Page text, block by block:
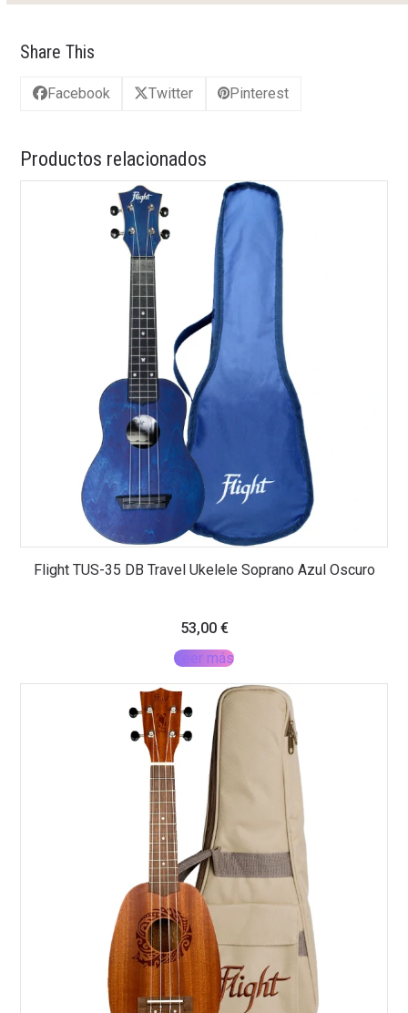
Share This
Facebook Twitter Pinterest
Productos relacionados
Flight TUS-35 DB Travel Ukelele Soprano Azul Oscuro
53,00 €
Leer más